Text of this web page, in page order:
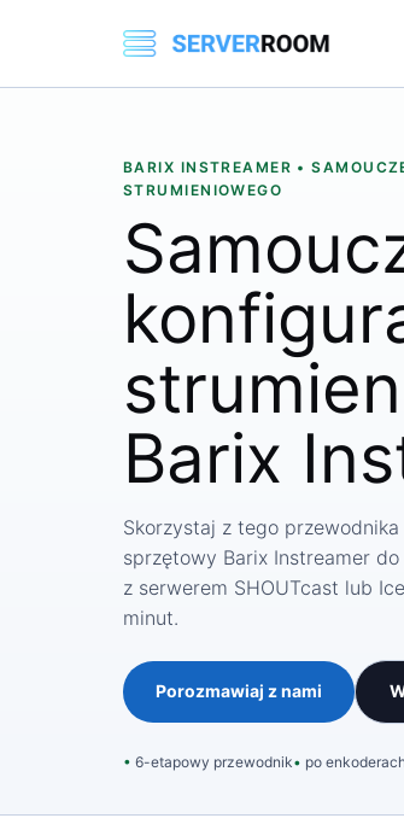
BARIX INSTREAMER •
STRUMIENIOWEGO
Barix
Skorzystaj z tego
sprzętowy Barix Instreamer
z serwerem SHOUTcast lub
minut.
Porozmawiaj z nami
6-etapowy przewodnik po